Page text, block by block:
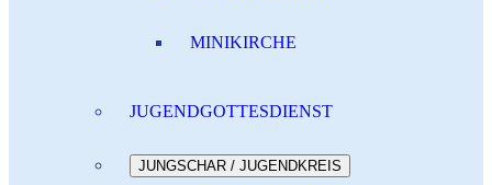
MINIKIRCHE
JUGENDGOTTESDIENST
JUNGSCHAR / JUGENDKREIS